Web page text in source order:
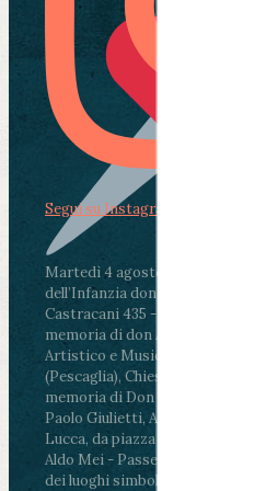
Martedì 4 agosto2026
ore 11:30 -
dell’Infanzia don Aldo Mei - Viale
Castracani 435 - Inaugurazione
memoria di don Aldo Mei curato
Artistico e Musicale “Passaglia”
(Pescaglia), Chiesa parrocchiale -
memoria di Don Aldo Mei
Paolo Giulietti, Arcivescovo di
Lucca, da piazza San Michele al
Aldo Mei - Passeggiata della
dei luoghi simbolo della città.
Segui su Instagram